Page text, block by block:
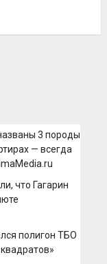
3 породы
— всегда
что Гагарин
полигон ТБО